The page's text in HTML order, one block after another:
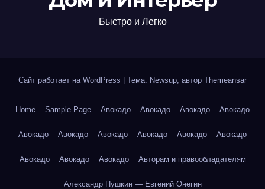
Быстро и Легко
Сайт работает на WordPress Тема: Newsup, автор Themeansar
Home Sample Page Авокадо Авокадо Авокадо Авокадо
Авокадо Авокадо Авокадо Авокадо Авокадо Авокадо
Авокадо Авокадо Авокадо Авторам и правообладателям
Александр Пушкин — Евгений Онегин